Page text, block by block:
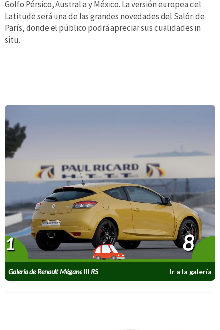
Golfo Pérsico, Australia y México. La versión europea del
Latitude será una de las grandes novedades del Salón de
París, donde el público podrá apreciar sus cualidades in
situ.
Galería de Renault Mégane III RS Ir a la galería
1 8